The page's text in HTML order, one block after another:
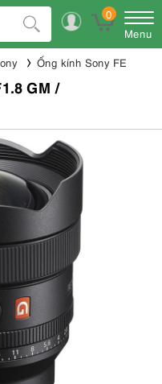
0
Menu
Ống kính Sony FE
GM /